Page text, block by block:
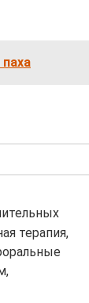
терапия,